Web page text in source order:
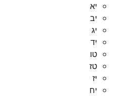
יא
יב
יג
יד
טו
טז
יז
יח